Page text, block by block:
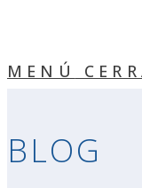
MENÚ
BLOG